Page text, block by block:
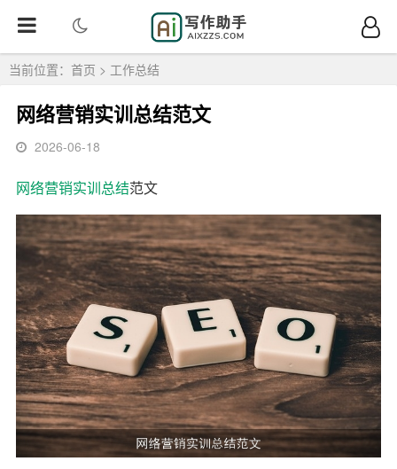
当前位置： 首页 > 工作总结
网络营销实训总结范文
2026-06-18
网络营销实训总结范文